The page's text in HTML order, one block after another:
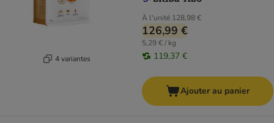
4 variantes
À l'unité 128,98 €
126,99 €
5,29 € / kg
119,37 €
Ajouter au panier